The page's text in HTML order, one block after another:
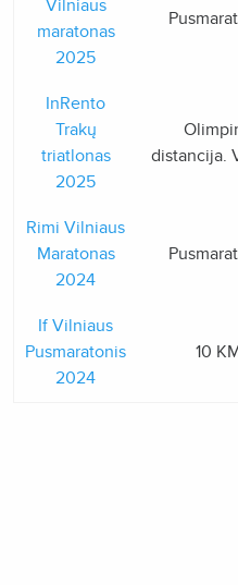
Vilniaus
maratonas
2025
InRento
Trakų
triatlonas
2025
distancija.
Rimi Vilniaus
Maratonas
2024
If Vilniaus
Pusmaratonis
2024
10